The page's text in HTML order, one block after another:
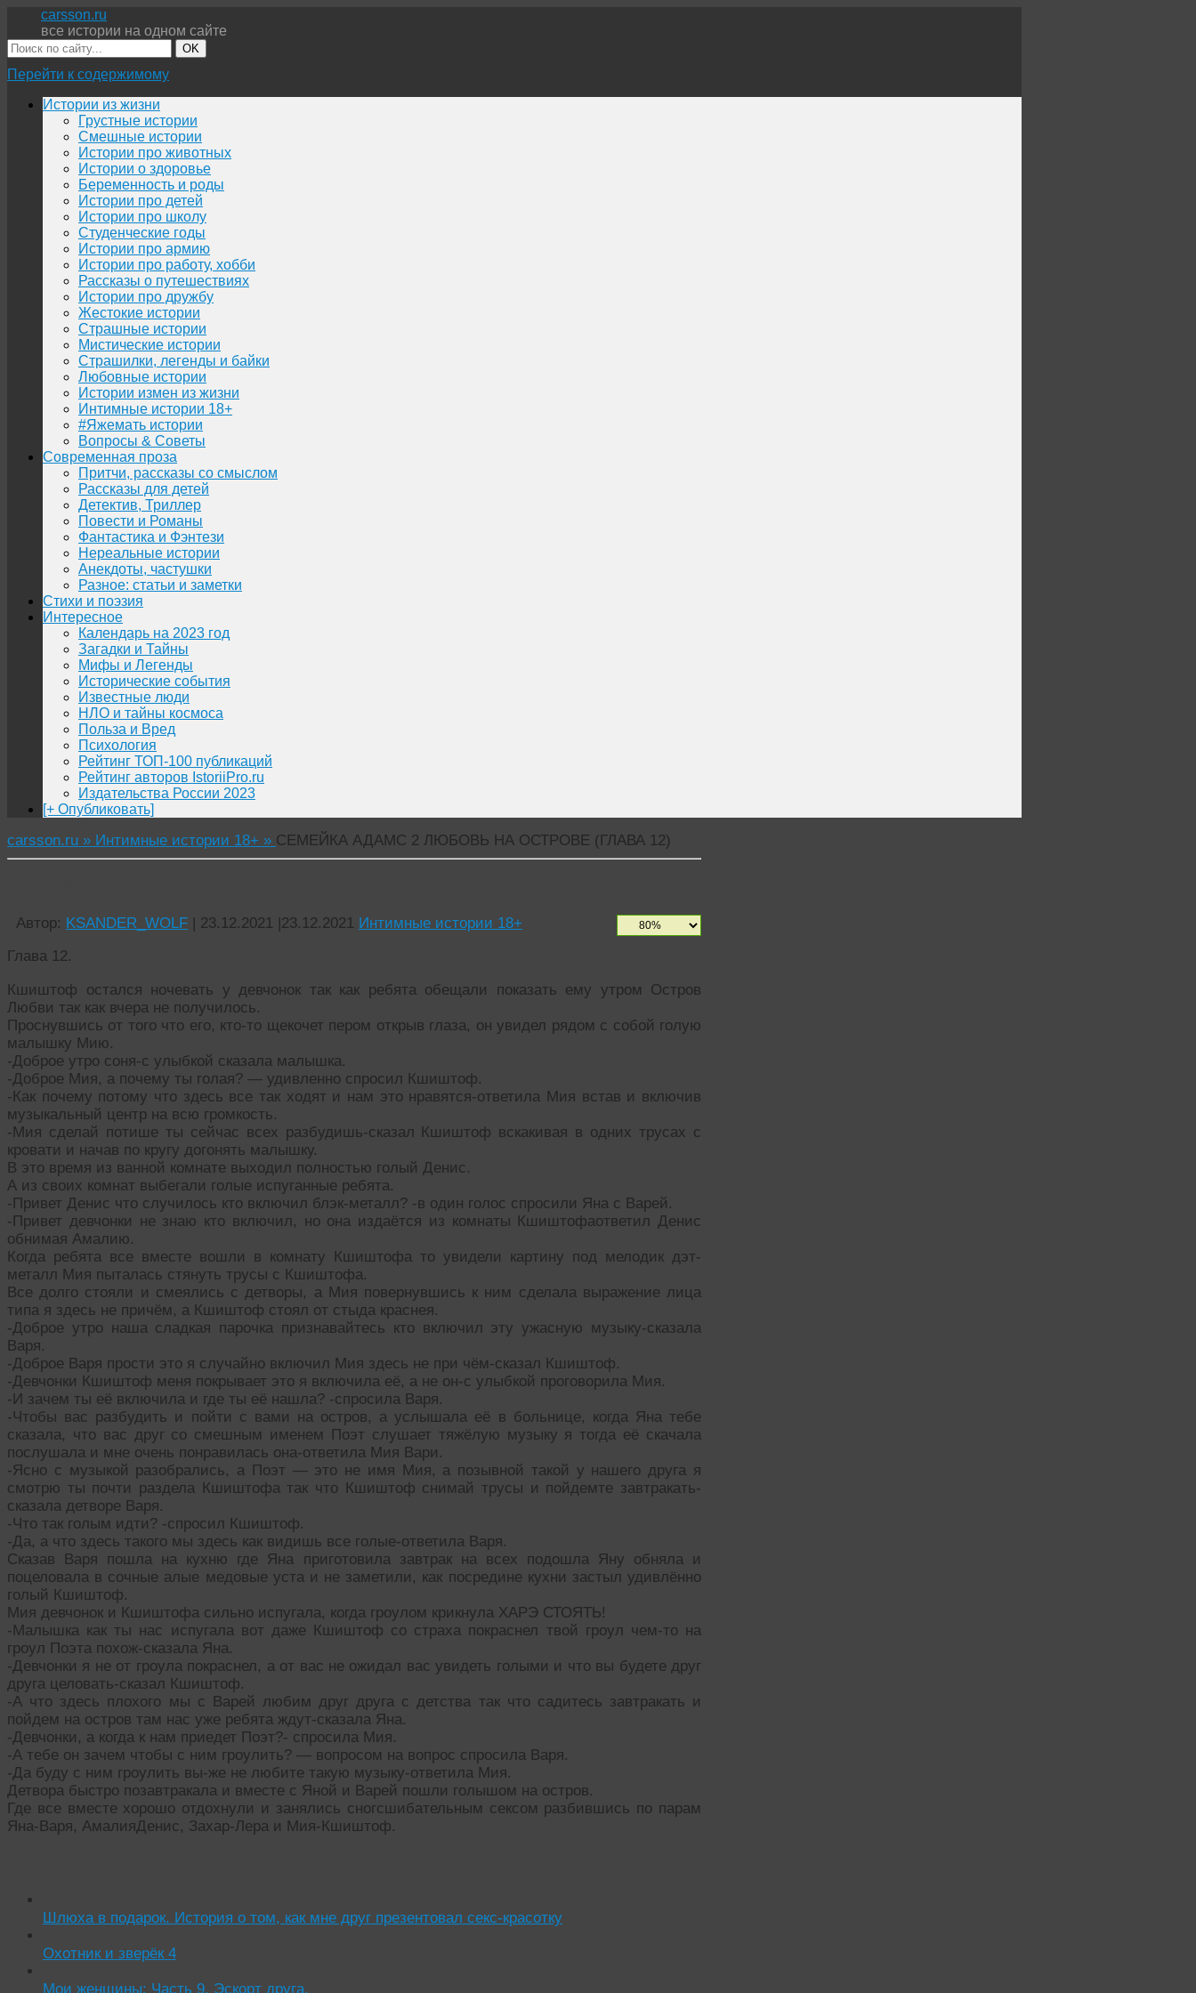
carsson.ru
все истории на одном сайте
OK
Перейти к содержимому
Истории из жизни
Грустные истории
Смешные истории
Истории про животных
Истории о здоровье
Беременность и роды
Истории про детей
Истории про школу
Студенческие годы
Истории про армию
Истории про работу, хобби
Рассказы о путешествиях
Истории про дружбу
Жестокие истории
Страшные истории
Мистические истории
Страшилки, легенды и байки
Любовные истории
Истории измен из жизни
Интимные истории 18+
#Яжемать истории
Вопросы & Советы
Современная проза
Притчи, рассказы со смыслом
Рассказы для детей
Детектив, Триллер
Повести и Романы
Фантастика и Фэнтези
Нереальные истории
Анекдоты, частушки
Разное: статьи и заметки
Стихи и поэзия
Интересное
Календарь на 2023 год
Загадки и Тайны
Мифы и Легенды
Исторические события
Известные люди
НЛО и тайны космоса
Польза и Вред
Психология
Рейтинг ТОП-100 публикаций
Рейтинг авторов IstoriiPro.ru
Издательства России 2023
[+ Опубликовать]
carsson.ru » Интимные истории 18+ » СЕМЕЙКА АДАМС 2 ЛЮБОВЬ НА ОСТРОВЕ (ГЛАВА 12)
Автор: KSANDER_WOLF | 23.12.2021 |23.12.2021 Интимные истории 18+
Глава 12.
Кшиштоф остался ночевать у девчонок так как ребята обещали показать ему утром Остров
Любви так как вчера не получилось.
Проснувшись от того что его, кто-то щекочет пером открыв глаза, он увидел рядом с собой голую
малышку Мию.
-Доброе утро соня-с улыбкой сказала малышка.
-Доброе Мия, а почему ты голая? — удивленно спросил Кшиштоф.
-Как почему потому что здесь все так ходят и нам это нравятся-ответила Мия встав и включив
музыкальный центр на всю громкость.
-Мия сделай потише ты сейчас всех разбудишь-сказал Кшиштоф вскакивая в одних трусах с
кровати и начав по кругу догонять малышку.
В это время из ванной комнате выходил полностью голый Денис.
А из своих комнат выбегали голые испуганные ребята.
-Привет Денис что случилось кто включил блэк-металл? -в один голос спросили Яна с Варей.
-Привет девчонки не знаю кто включил, но она издаётся из комнаты Кшиштофаответил Денис
обнимая Амалию.
Когда ребята все вместе вошли в комнату Кшиштофа то увидели картину под мелодик дэт-
металл Мия пыталась стянуть трусы с Кшиштофа.
Все долго стояли и смеялись с детворы, а Мия повернувшись к ним сделала выражение лица
типа я здесь не причём, а Кшиштоф стоял от стыда краснея.
-Доброе утро наша сладкая парочка признавайтесь кто включил эту ужасную музыку-сказала
Варя.
-Доброе Варя прости это я случайно включил Мия здесь не при чём-сказал Кшиштоф.
-Девчонки Кшиштоф меня покрывает это я включила её, а не он-с улыбкой проговорила Мия.
-И зачем ты её включила и где ты её нашла? -спросила Варя.
-Чтобы вас разбудить и пойти с вами на остров, а услышала её в больнице, когда Яна тебе
сказала, что вас друг со смешным именем Поэт слушает тяжёлую музыку я тогда её скачала
послушала и мне очень понравилась она-ответила Мия Вари.
-Ясно с музыкой разобрались, а Поэт — это не имя Мия, а позывной такой у нашего друга я
смотрю ты почти раздела Кшиштофа так что Кшиштоф снимай трусы и пойдемте завтракать-
сказала детворе Варя.
-Что так голым идти? -спросил Кшиштоф.
-Да, а что здесь такого мы здесь как видишь все голые-ответила Варя.
Сказав Варя пошла на кухню где Яна приготовила завтрак на всех подошла Яну обняла и
поцеловала в сочные алые медовые уста и не заметили, как посредине кухни застыл удивлённо
голый Кшиштоф.
Мия девчонок и Кшиштофа сильно испугала, когда гроулом крикнула ХАРЭ СТОЯТЬ!
-Малышка как ты нас испугала вот даже Кшиштоф со страха покраснел твой гроул чем-то на
гроул Поэта похож-сказала Яна.
-Девчонки я не от гроула покраснел, а от вас не ожидал вас увидеть голыми и что вы будете друг
друга целовать-сказал Кшиштоф.
-А что здесь плохого мы с Варей любим друг друга с детства так что садитесь завтракать и
пойдем на остров там нас уже ребята ждут-сказала Яна.
-Девчонки, а когда к нам приедет Поэт?- спросила Мия.
-А тебе он зачем чтобы с ним гроулить? — вопросом на вопрос спросила Варя.
-Да буду с ним гроулить вы-же не любите такую музыку-ответила Мия.
Детвора быстро позавтракала и вместе с Яной и Варей пошли голышом на остров.
Где все вместе хорошо отдохнули и занялись сногсшибательным сексом разбившись по парам
Яна-Варя, АмалияДенис, Захар-Лера и Мия-Кшиштоф.
Шлюха в подарок. История о том, как мне друг презентовал секс-красотку
Охотник и зверёк 4
Мои женщины: Часть 9. Эскорт друга.